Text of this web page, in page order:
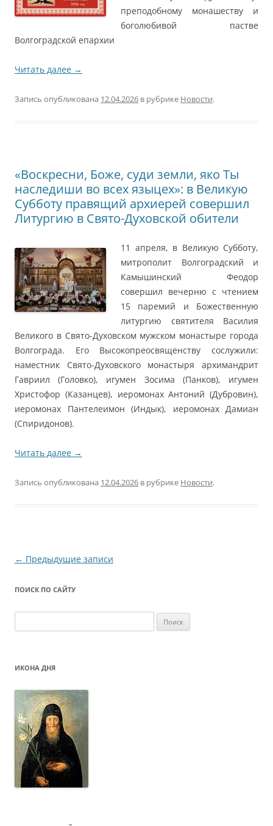
преподобному монашеству и
боголюбивой пастве
Волгоградской епархии
Читать далее →
Запись опубликована 12.04.2026 в рубрике Новости.
«Воскресни, Боже, суди земли, яко Ты
наследиши во всех языцех»: в Великую
Субботу правящий архиерей совершил
Литургию в Свято-Духовской обители
11 апреля, в Великую Субботу,
митрополит Волгоградский и
Камышинский Феодор
совершил вечерню с чтением
15 паремий и Божественную
литургию святителя Василия
Великого в Свято-Духовском мужском монастыре города
Волгограда. Его Высокопреосвященству сослужили:
наместник Свято-Духовского монастыря архимандрит
Гавриил (Головко), игумен Зосима (Панков), игумен
Христофор (Казанцев), иеромонах Антоний (Дубровин),
иеромонах Пантелеимон (Индык), иеромонах Дамиан
(Спиридонов).
Читать далее →
Запись опубликована 12.04.2026 в рубрике Новости.
Навигация
записям
← Предыдущие записи
ПОИСК ПО САЙТУ
ИКОНА ДНЯ